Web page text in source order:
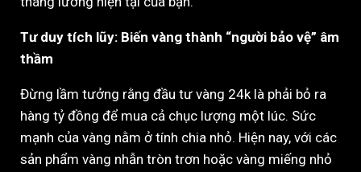
Tư duy tích lũy: Biến vàng thành “người bảo vệ” âm
thầm
Đừng lầm tưởng rằng đầu tư vàng 24k là phải bỏ ra
hàng tỷ đồng để mua cả chục lượng một lúc. Sức
mạnh của vàng nằm ở tính chia nhỏ. Hiện nay, với các
sản phẩm vàng nhẫn tròn trơn hoặc vàng miếng nhỏ